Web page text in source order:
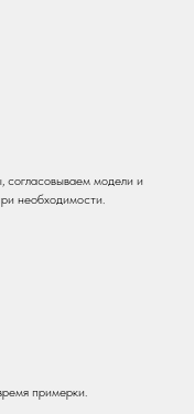
согласовываем модели и
необходимости.
примерки.